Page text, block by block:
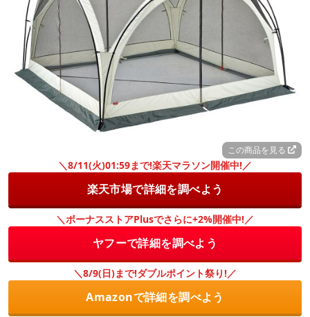
この商品を見る
＼8/11(火)01:59まで!楽天マラソン開催中!／
楽天市場で詳細を調べよう
＼ボーナスストアPlusでさらに+2%開催中!／
ヤフーで詳細を調べよう
＼8/9(日)まで!ダブルポイント祭り!／
Amazonで詳細を調べよう